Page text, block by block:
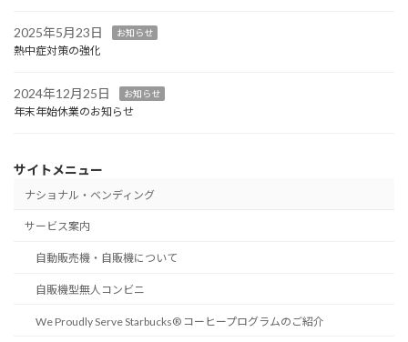
2025年5月23日 お知らせ
熱中症対策の強化
2024年12月25日 お知らせ
年末年始休業のお知らせ
サイトメニュー
ナショナル・ベンディング
サービス案内
自動販売機・自販機について
自販機型無人コンビニ
We Proudly Serve Starbucks® コーヒープログラムのご紹介